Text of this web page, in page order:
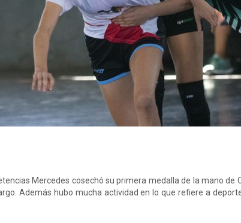
Mercedes cosechó su primera medalla de la mano de
Además hubo mucha actividad en lo que refiere a